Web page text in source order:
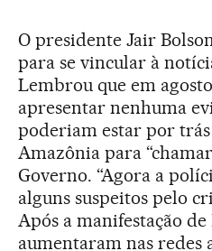
O presidente Jair
para se vincular à
Lembrou que em
apresentar nenhuma
poderiam estar por trás
Amazônia para
Governo. “Agora a
alguns suspeitos pelo
Após a manifestação de
aumentaram nas redes